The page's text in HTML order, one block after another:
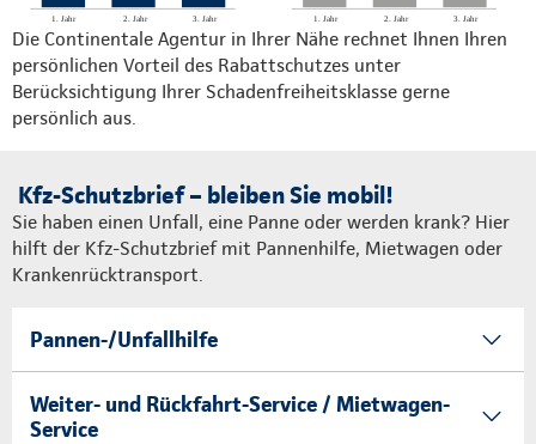
Die Continentale Agentur in Ihrer Nähe rechnet Ihnen Ihren
persönlichen Vorteil des Rabattschutzes unter
Berücksichtigung Ihrer Schadenfreiheitsklasse gerne
persönlich aus.
Kfz-Schutzbrief – bleiben Sie mobil!
Sie haben einen Unfall, eine Panne oder werden krank? Hier
hilft der Kfz-Schutzbrief mit Pannenhilfe, Mietwagen oder
Krankenrücktransport.
Pannen-/Unfallhilfe
Weiter- und Rückfahrt-Service / Mietwagen-
Service